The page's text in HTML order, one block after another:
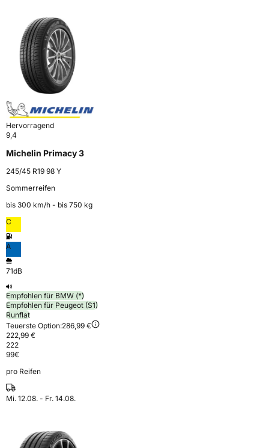
Hervorragend
9,4
Michelin Primacy 3
245/45 R19 98 Y
Sommerreifen
bis 300 km⁠/⁠h - bis 750 kg
C
A
71dB
Empfohlen für BMW (*)
Empfohlen für Peugeot (S1)
Runflat
Teuerste Option:286,99 €
222,99 €
222
99€
pro Reifen
Mi. 12.08. - Fr. 14.08.